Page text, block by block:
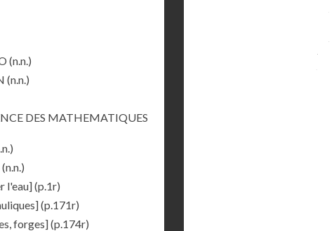
(n.n.)
(n.n.)
DES MATHEMATIQUES
(n.n.)
l'eau](p.1r)
(p.171r)
forges](p.174r)